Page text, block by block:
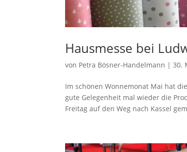
Hausmesse bei
von Petra Bösner-Handelmann |30.
Im schönen Wonnemonat Mai hat
gute Gelegenheit mal wieder die
Freitag auf den Weg nach Kassel